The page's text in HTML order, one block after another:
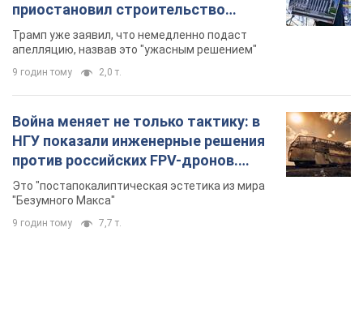
приостановил строительство
бального зала стоимостью 400 млн
долларов
Трамп уже заявил, что немедленно подаст
апелляцию, назвав это "ужасным решением"
9 годин тому 2,0 т.
Война меняет не только тактику: в
НГУ показали инженерные решения
против российских FPV-дронов.
Фото
Это "постапокалиптическая эстетика из мира
"Безумного Макса"
9 годин тому 7,7 т.